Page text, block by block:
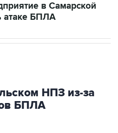
в Самарской
атаке БПЛА
НПЗ из-за
БПЛА